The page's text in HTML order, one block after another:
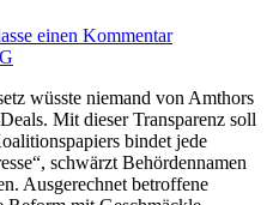
einen Kommentar
wüsste niemand von Amthors
Mit dieser Transparenz soll
bindet jede
schwärzt Behördennamen
Ausgerechnet betroffene